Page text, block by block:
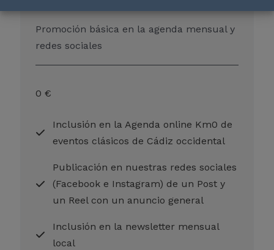
Promoción básica en la agenda mensual y
redes sociales
0 €
Inclusión en la Agenda online Km0 de
eventos clásicos de Cádiz occidental
Publicación en nuestras redes sociales
(Facebook e Instagram) de un Post y
un Reel con un anuncio general
Inclusión en la newsletter mensual
local